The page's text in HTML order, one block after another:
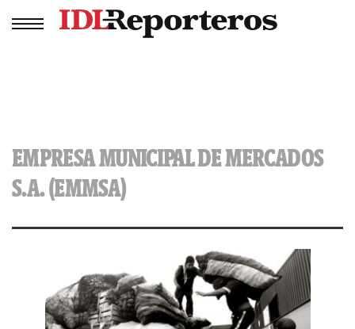
EMPRESA MUNICIPAL DE MERCADOS
S.A. (EMMSA)